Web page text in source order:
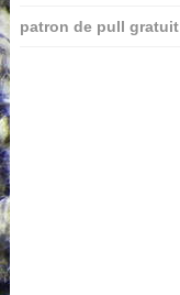
patron de pull gratuit